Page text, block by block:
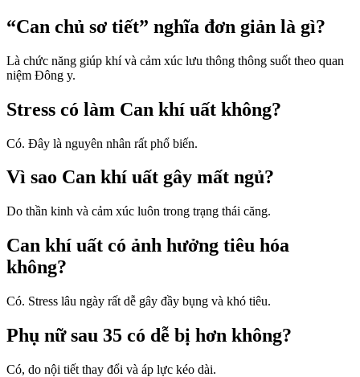
“Can chủ sơ tiết” nghĩa đơn giản là gì?
Là chức năng giúp khí và cảm xúc lưu thông thông suốt theo quan
niệm Đông y.
Stress có làm Can khí uất không?
Có. Đây là nguyên nhân rất phổ biến.
Vì sao Can khí uất gây mất ngủ?
Do thần kinh và cảm xúc luôn trong trạng thái căng.
Can khí uất có ảnh hưởng tiêu hóa
không?
Có. Stress lâu ngày rất dễ gây đầy bụng và khó tiêu.
Phụ nữ sau 35 có dễ bị hơn không?
Có, do nội tiết thay đổi và áp lực kéo dài.